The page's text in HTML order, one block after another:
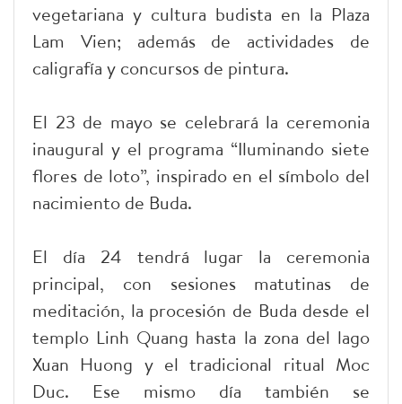
vegetariana y cultura budista en la Plaza
Lam Vien; además de actividades de
caligrafía y concursos de pintura.
El 23 de mayo se celebrará la ceremonia
inaugural y el programa “Iluminando siete
flores de loto”, inspirado en el símbolo del
nacimiento de Buda.
El día 24 tendrá lugar la ceremonia
principal, con sesiones matutinas de
meditación, la procesión de Buda desde el
templo Linh Quang hasta la zona del lago
Xuan Huong y el tradicional ritual Moc
Duc. Ese mismo día también se